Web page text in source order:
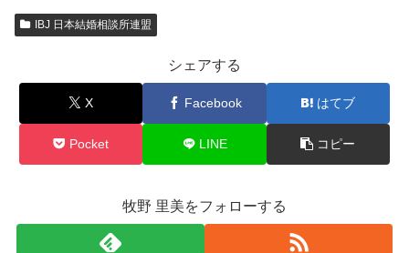
IBJ 日本結婚相談所連盟
シェアする
X Facebook はてブ
Pocket LINE コピー
牧野 里美をフォローする